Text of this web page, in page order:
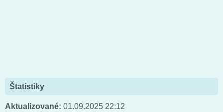
Štatistiky
Aktualizované: 01.09.2025 22:12